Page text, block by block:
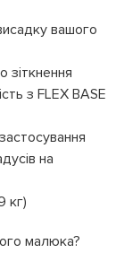
вашого
зіткнення
з FLEX BASE
на
кг)
малюка?